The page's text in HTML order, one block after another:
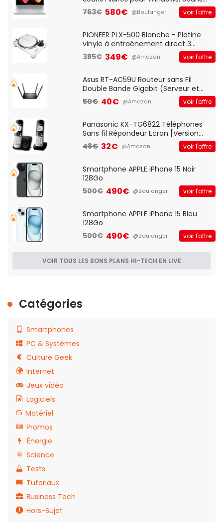
Optique Filaire, Connexion USB Plug
And Play, Confortable, Taille
QWERTY UK - Noir
763€ 580€ @Boulanger voir l'offre
PIONEER PLX-500 Blanche - Platine
vinyle à entraénement direct 3
vitesses (33-45-78 trs/min) avec
pre-ampli intégré et port USB
385€ 349€ @Amazon voir l'offre
Asus RT-AC59U Routeur sans Fil
Double Bande Gigabit (Serveur et
Client VPN, Triple Vlan, Mode Point
d'accès et Bridge, contrôle Parental,
50€ 40€ @Amazon voir l'offre
Panasonic KX-TG6822 Téléphones
Sans fil Répondeur Ecran [Version
Française]
48€ 32€ @Amazon voir l'offre
Smartphone APPLE iPhone 15 Noir
128Go
500€ 490€ @Boulanger voir l'offre
Smartphone APPLE iPhone 15 Bleu
128Go
500€ 490€ @Boulanger voir l'offre
VOIR TOUS LES BONS PLANS HI-TECH EN LIVE
Catégories
Smartphones
PC & Systèmes
Culture Geek
Internet
Jeux vidéo
Logiciels
Matériel
Promos
Énergie
Science
Tests
Tutoriaux
Business Tech
Hors-Sujet